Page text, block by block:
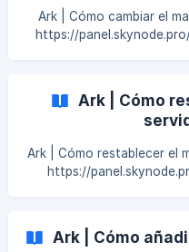
eliminaremos el mod
(https://
Ark | Cómo cambiar el
https://
con guión bajo cuando
Mapas disponibles: 1.
Ark | Cómo
Ark | Cómo restablecer el
https://
ShooterGame > Saved >
mapa que estás
Ark | Cómo